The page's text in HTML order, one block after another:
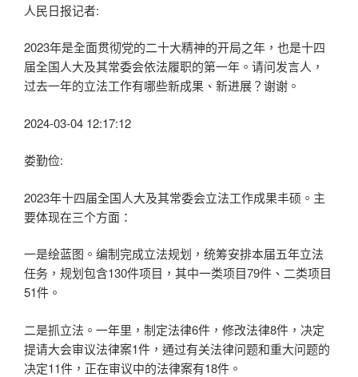
人民日报记者:
2023年是全面贯彻党的二十大精神的开局之年，也是十四
届全国人大及其常委会依法履职的第一年。请问发言人，
过去一年的立法工作有哪些新成果、新进展？谢谢。
2024-03-04 12:17:12
娄勤俭:
2023年十四届全国人大及其常委会立法工作成果丰硕。主
要体现在三个方面：
一是绘蓝图。编制完成立法规划，统筹安排本届五年立法
任务，规划包含130件项目，其中一类项目79件、二类项目
51件。
二是抓立法。一年里，制定法律6件，修改法律8件，决定
提请大会审议法律案1件，通过有关法律问题和重大问题的
决定11件，正在审议中的法律案有18件。